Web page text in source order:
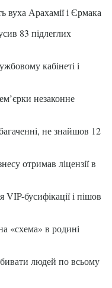
вуха Арахамії і Єрмака
83 підлеглих
кабінеті і
незаконне
не знайшов 12
отримав ліцензії в
бусифікації і пішов
«схема» в родині
людей по всьому